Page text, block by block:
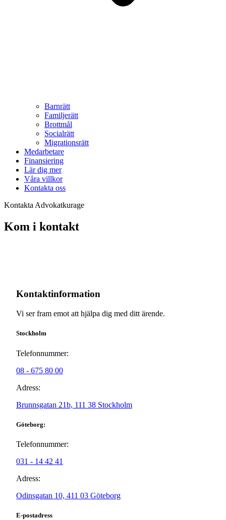
Barnrätt
Familjerätt
Brottmål
Socialrätt
Migrationsrätt
Medarbetare
Finansiering
Lär dig mer
Våra villkor
Kontakta oss
Kontakta Advokatkurage
Kom i kontakt
Kontaktinformation
Vi ser fram emot att hjälpa dig med ditt ärende.
Stockholm
Telefonnummer:
08 - 675 80 00
Adress:
Brunnsgatan 21b, 111 38 Stockholm
Göteborg:
Telefonnummer:
031 - 14 42 41
Adress:
Odinsgatan 10, 411 03 Göteborg
E-postadress